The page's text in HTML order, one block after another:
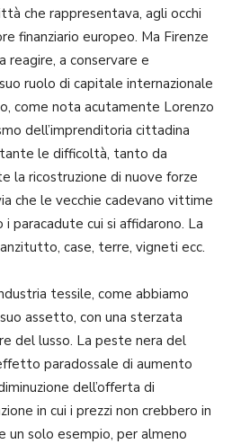
che rappresentava, agli occhi
finanziario europeo. Ma Firenze
a conservare e
ruolo di capitale internazionale
come nota acutamente Lorenzo
dell’imprenditoria cittadina
le difficoltà, tanto da
la ricostruzione di nuove forze
che le vecchie cadevano vittime
paracadute cui si affidarono. La
case, terre, vigneti ecc.
tessile, come abbiamo
assetto, con una sterzata
del lusso. La peste nera del
paradossale di aumento
dell’offerta di
in cui i prezzi non crebbero in
un solo esempio, per almeno